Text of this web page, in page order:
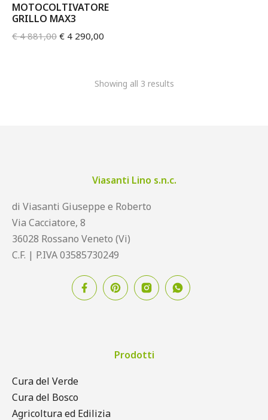
MOTOCOLTIVATORE
GRILLO MAX3
€4 881,00 € 4 290,00
Showing all 3 results
Viasanti Lino s.n.c.
di Viasanti Giuseppe e Roberto
Via Cacciatore, 8
36028 Rossano Veneto (Vi)
C.F. | P.IVA 03585730249
Prodotti
Cura del Verde
Cura del Bosco
Agricoltura ed Edilizia